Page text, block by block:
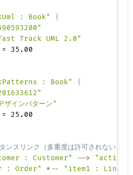
: Book"
{
Track UML 2.0"
: Book"
{
ザインパターン"
スリンク（多重度は許可されない）
: Customer"
-->
: Order"
*--
"item1 :